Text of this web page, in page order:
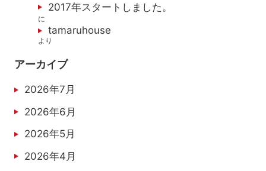
2017年スタートしました。
に
tamaruhouse
より
アーカイブ
2026年7月
2026年6月
2026年5月
2026年4月